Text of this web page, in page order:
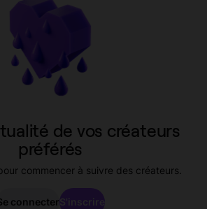
de vos créateurs
préférés
commencer à suivre des créateurs.
connecterS'inscrire